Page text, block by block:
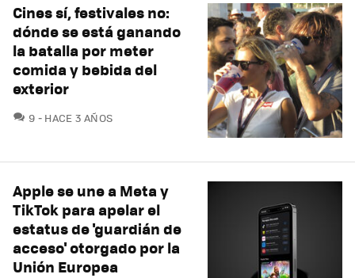
Cines sí, festivales no:
dónde se está ganando
la batalla por meter
comida y bebida del
exterior
9 COMENTARIOS
HACE 3 AÑOS
Apple se une a Meta y
TikTok para apelar el
estatus de 'guardián de
acceso' otorgado por la
Unión Europea